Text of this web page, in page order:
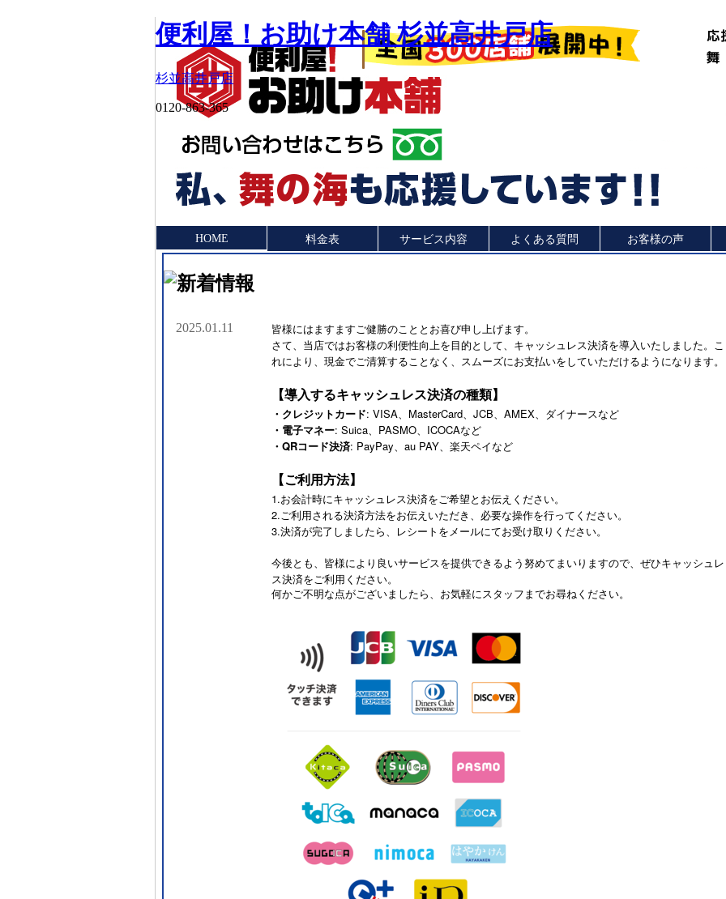
便利屋！お助け本舗 杉並高井戸店
杉並高井戸店
0120-863-365
HOME 料金表 サービス内容 よくある質問 お客様の声
2025.01.11
皆様にはますますご健勝のこととお喜び申し上げます。
さて、当店ではお客様の利便性向上を目的として、キャッシュレス決済を導入いたしました。こ
れにより、現金でご清算することなく、スムーズにお支払いをしていただけるようになります。
【導入するキャッシュレス決済の種類】
・クレジットカード: VISA、MasterCard、JCB、AMEX、ダイナースなど
・電子マネー: Suica、PASMO、ICOCAなど
・QRコード決済: PayPay、au PAY、楽天ペイなど
【ご利用方法】
1.お会計時にキャッシュレス決済をご希望とお伝えください。
2.ご利用される決済方法をお伝えいただき、必要な操作を行ってください。
3.決済が完了しましたら、レシートをメールにてお受け取りください。
今後とも、皆様により良いサービスを提供できるよう努めてまいりますので、ぜひキャッシュレ
ス決済をご利用ください。
何かご不明な点がございましたら、お気軽にスタッフまでお尋ねください。